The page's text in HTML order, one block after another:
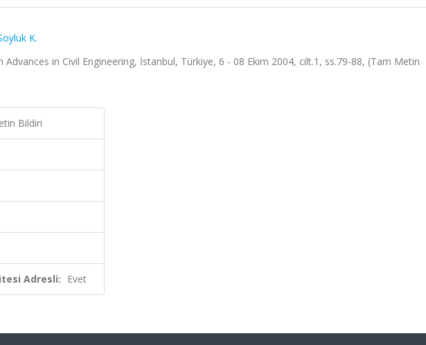
K.
in Civil Engineering, İstanbul, Türkiye, 6 - 08 Ekim 2004, cilt.1, ss.79-88, (Tam Metin
Bildiri
Adresli: Evet